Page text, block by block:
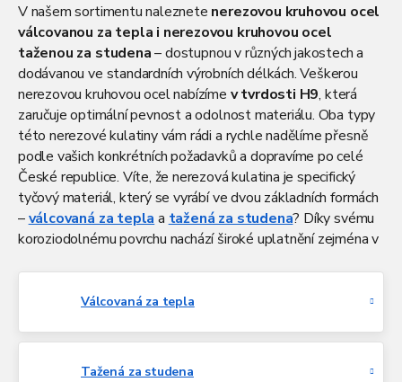
V našem sortimentu naleznete nerezovou kruhovou ocel
válcovanou za tepla i nerezovou kruhovou ocel
taženou za studena– dostupnou v různých jakostech a
dodávanou ve standardních výrobních délkách. Veškerou
nerezovou kruhovou ocel nabízíme v tvrdosti H9, která
zaručuje optimální pevnost a odolnost materiálu. Oba typy
této nerezové kulatiny vám rádi a rychle nadělíme přesně
podle vašich konkrétních požadavků a dopravíme po celé
České republice. Víte, že nerezová kulatina je specifický
tyčový materiál, který se vyrábí ve dvou základních formách
–válcovaná za tepla a tažená za studena? Díky svému
koroziodolnému povrchu nachází široké uplatnění zejména v
kvalitu a odolnost materiálu. Zjistěte více o možnostech
které pro vás připravila společnost Atreon.
Válcovaná za tepla
Tažená za studena